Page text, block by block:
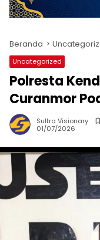
Beranda
Uncategorized
Polresta
Curanmor
Sultra Visionary
01/07/2026